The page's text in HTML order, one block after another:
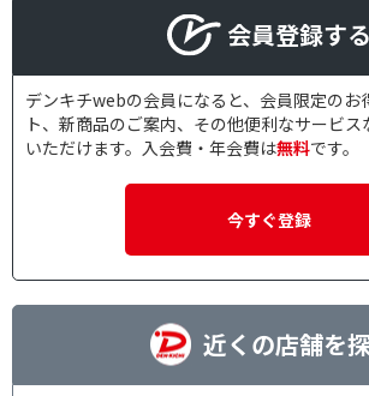
会員登録する
デンキチwebの会員になると、会員限定のお
ト、新商品のご案内、その他便利なサービ
いただけます。入会費・年会費は無料です。
今すぐ登録
近くの店舗を